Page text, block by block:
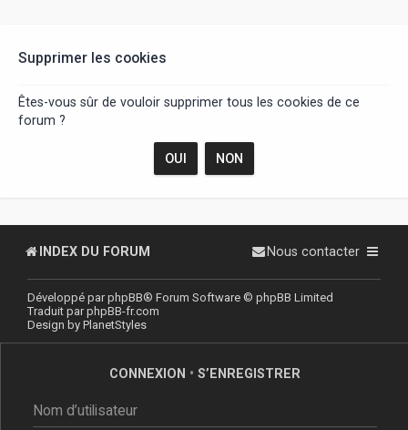
Supprimer les cookies
Êtes-vous sûr de vouloir supprimer tous les cookies de ce
forum ?
INDEX DU FORUM Nous contacter
Développé parphpBB® Forum Software © phpBB Limited
Traduit parphpBB-fr.com
Design by PlanetStyles
CONNEXION • S’ENREGISTRER